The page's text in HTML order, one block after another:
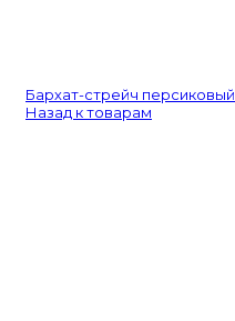
Бархат-стрейч персиковый
Назад к товарам